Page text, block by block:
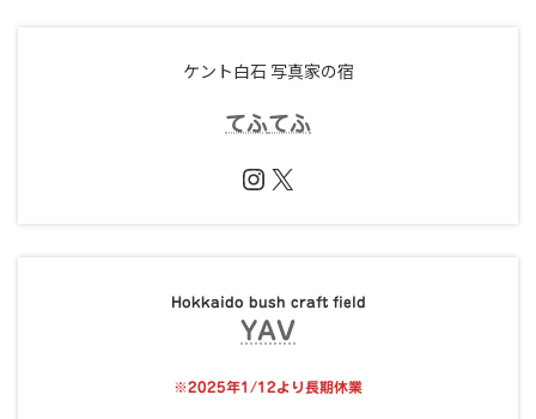
ケント白石 写真家の宿
てふてふ
Instagram
X
Hokkaido bush craft field
YAV
※2025年1/12より長期休業